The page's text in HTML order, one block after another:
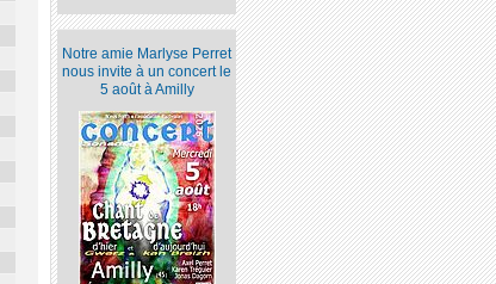
Notre amie Marlyse Perret
nous invite à un concert le
5 août à Amilly